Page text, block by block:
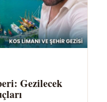
Gezilecek